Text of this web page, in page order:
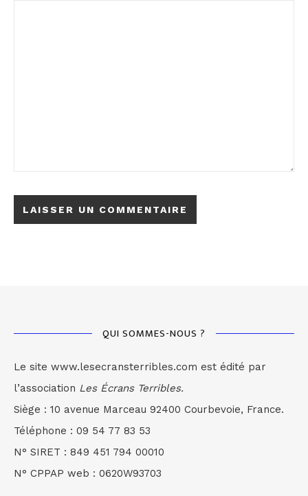
QUI SOMMES-NOUS ?
Le site www.lesecransterribles.com est édité par
l’association Les Écrans Terribles.
Siège : 10 avenue Marceau 92400 Courbevoie, France.
Téléphone : 09 54 77 83 53
N° SIRET : 849 451 794 00010
N° CPPAP web : 0620W93703